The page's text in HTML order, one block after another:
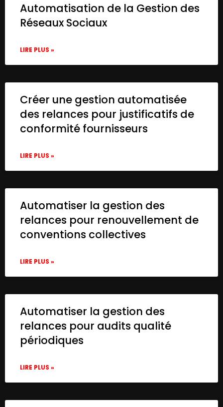
      "position": [
        780,
        1120
      "parameters": {
        "options": {},
        "sendBody": true,
        "sendHeaders": true,
        "bodyParameters": {
          "parameters": [
              "value": "={{ $json.url }}"
            },
              "value": true
          ]
        },
          "parameters": [
          ]
        }
      },
      "retryOnFail": true,
    },
      "name": "Sticky Note1",
Automatisation de la Gestion des
Réseaux Sociaux
LIRE PLUS »
Créer une gestion automatisée
des relances pour justificatifs de
conformité fournisseurs
LIRE PLUS »
Automatiser la gestion des
relances pour renouvellement de
conventions collectives
LIRE PLUS »
Automatiser la gestion des
relances pour audits qualité
périodiques
LIRE PLUS »